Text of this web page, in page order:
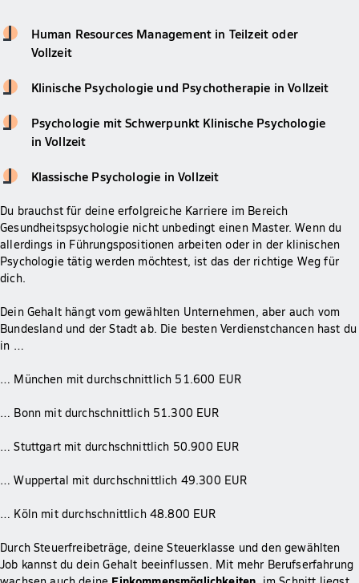
Human Resources Management in Teilzeit oder
Vollzeit
Klinische Psychologie und Psychotherapie in Vollzeit
Psychologie mit Schwerpunkt Klinische Psychologie
in Vollzeit
Klassische Psychologie in Vollzeit
Du brauchst für deine erfolgreiche Karriere im Bereich
Gesundheitspsychologie nicht unbedingt einen Master. Wenn du
allerdings in Führungspositionen arbeiten oder in der klinischen
Psychologie tätig werden möchtest, ist das der richtige Weg für
dich.
Dein Gehalt hängt vom gewählten Unternehmen, aber auch vom
Bundesland und der Stadt ab. Die besten Verdienstchancen hast du
in …
… München mit durchschnittlich 51.600 EUR
… Bonn mit durchschnittlich 51.300 EUR
… Stuttgart mit durchschnittlich 50.900 EUR
… Wuppertal mit durchschnittlich 49.300 EUR
… Köln mit durchschnittlich 48.800 EUR
Durch Steuerfreibeträge, deine Steuerklasse und den gewählten
Job kannst du dein Gehalt beeinflussen. Mit mehr Berufserfahrung